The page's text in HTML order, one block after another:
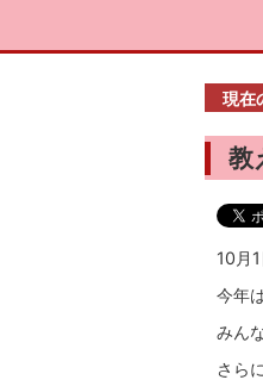
現在
教
10月
今年
みん
さら